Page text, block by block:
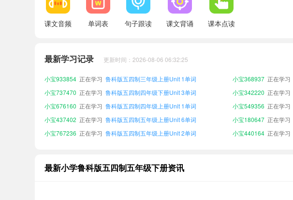
课文音频 单词表 句子跟读 课文背诵 课本点读
最新学习记录 更新时间：2026-08-06 06:32:25
小宝287400 正在学习 鲁科版五四制四年级上册Unit 3单词
小宝933854 正在学习 鲁科版五四制三年级上册Unit 1单词 小宝368937 正在学习
小宝737470 正在学习 鲁科版五四制四年级下册Unit 3单词 小宝342220 正在学习
小宝676160 正在学习 鲁科版五四制四年级上册Unit 1单词 小宝549356 正在学习
小宝437402 正在学习 鲁科版五四制五年级上册Unit 6单词 小宝180647 正在学习
小宝767236 正在学习 鲁科版五四制五年级上册Unit 2单词 小宝440164 正在学习
小宝718889
正在学习 鲁科版五四制五年级上册Unit 1单词
最新小学鲁科版五四制五年级下册资讯